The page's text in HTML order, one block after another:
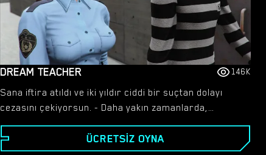
DREAM TEACHER 146K
Sana iftira atıldı ve iki yıldır ciddi bir suçtan dolayı
cezasını çekiyorsun. - Daha yakın zamanlarda,
hapishanede, bazı nedenlerden dolayı sizi
küçümseyen çekici bir gardiyan ortaya çıktı. - Onunla
ÜCRETSIZ OYNA